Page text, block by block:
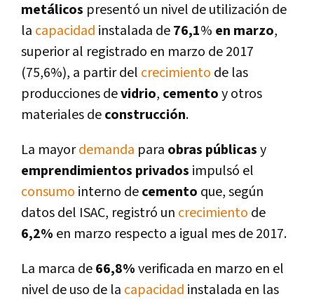
metálicos presentó un nivel de utilización de
la capacidad instalada de76,1% en marzo,
superior al registrado en marzo de 2017
(75,6%), a partir del crecimiento de las
producciones devidrio, cementoy otros
materiales deconstrucción.
La mayordemanda para obras públicasy
emprendimientos privados impulsó el
consumo interno decemento que, según
datos del ISAC, registró un crecimiento de
6,2% en marzo respecto a igual mes de 2017.
La marca de66,8%verificada en marzo en el
nivel de uso de la capacidad instalada en las